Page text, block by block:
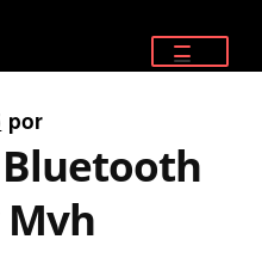
por
Mvh